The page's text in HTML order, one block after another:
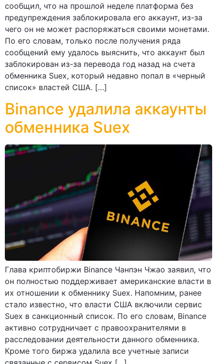
сообщил, что на прошлой неделе платформа без
предупреждения заблокировала его аккаунт, из-за
чего он не может распоряжаться своими монетами.
По его словам, только после получения ряда
сообщений ему удалось выяснить, что аккаунт был
заблокирован из-за перевода год назад на счета
обменника Suex, который недавно попал в «черный
список» властей США. […]
Binance удалила аккаунты
обменника Suex
Глава криптобиржи Binance Чанпэн Чжао заявил, что
он полностью поддерживает американские власти в
их отношении к обменнику Suex. Напомним, ранее
стало известно, что власти США включили сервис
Suex в санкционный список. По его словам, Binance
активно сотрудничает с правоохранителями в
расследовании деятельности данного обменника.
Кроме того биржа удалила все учетные записи